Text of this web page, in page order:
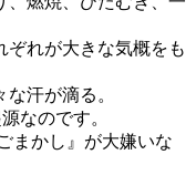
ぞれが大きな気概をも
汗が滴る。
なのです。
まかし』が大嫌いな